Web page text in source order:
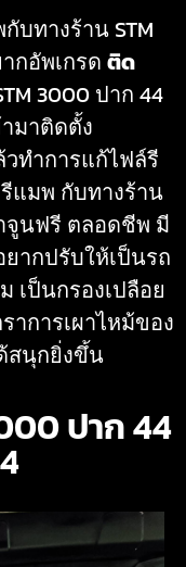
บทางร้าน STM
กอัพเกรด ติด
3000 ปาก 44
มาติดตั้ง
ทำการแก้ไฟล์รี
แมพ กับทางร้าน
จูนฟรี ตลอดชีพ มี
ากปรับให้เป็นรถ
เป็นกรองเปลือย
าการเผาไหม้ของ
สนุกยิ่งขึ้น
ปาก 44